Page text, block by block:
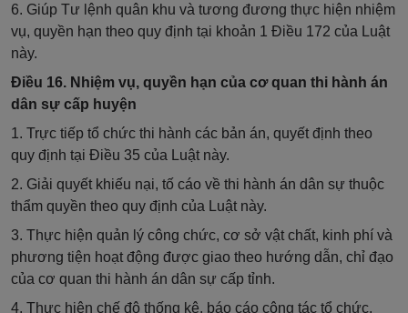
6. Giúp Tư lệnh quân khu và tương đương thực hiện nhiệm
vụ, quyền hạn theo quy định tại khoản 1 Điều 172 của Luật
này.
Điều 16. Nhiệm vụ, quyền hạn của cơ quan thi hành án
dân sự cấp huyện
1. Trực tiếp tổ chức thi hành các bản án, quyết định theo
quy định tại Điều 35 của Luật này.
2. Giải quyết khiếu nại, tố cáo về thi hành án dân sự thuộc
thẩm quyền theo quy định của Luật này.
3. Thực hiện quản lý công chức, cơ sở vật chất, kinh phí và
phương tiện hoạt động được giao theo hướng dẫn, chỉ đạo
của cơ quan thi hành án dân sự cấp tỉnh.
4. Thực hiện chế độ thống kê, báo cáo công tác tổ chức,